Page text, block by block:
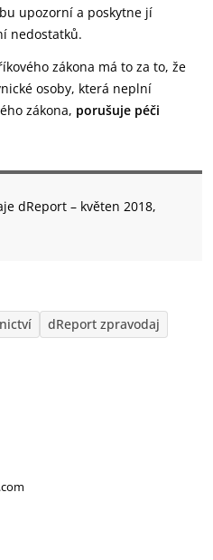
upozorní a poskytne jí
nedostatků.
zákona má to za to, že
osoby, která neplní
zákona, porušuje péči
dReport – květen 2018,
dReport zpravodaj